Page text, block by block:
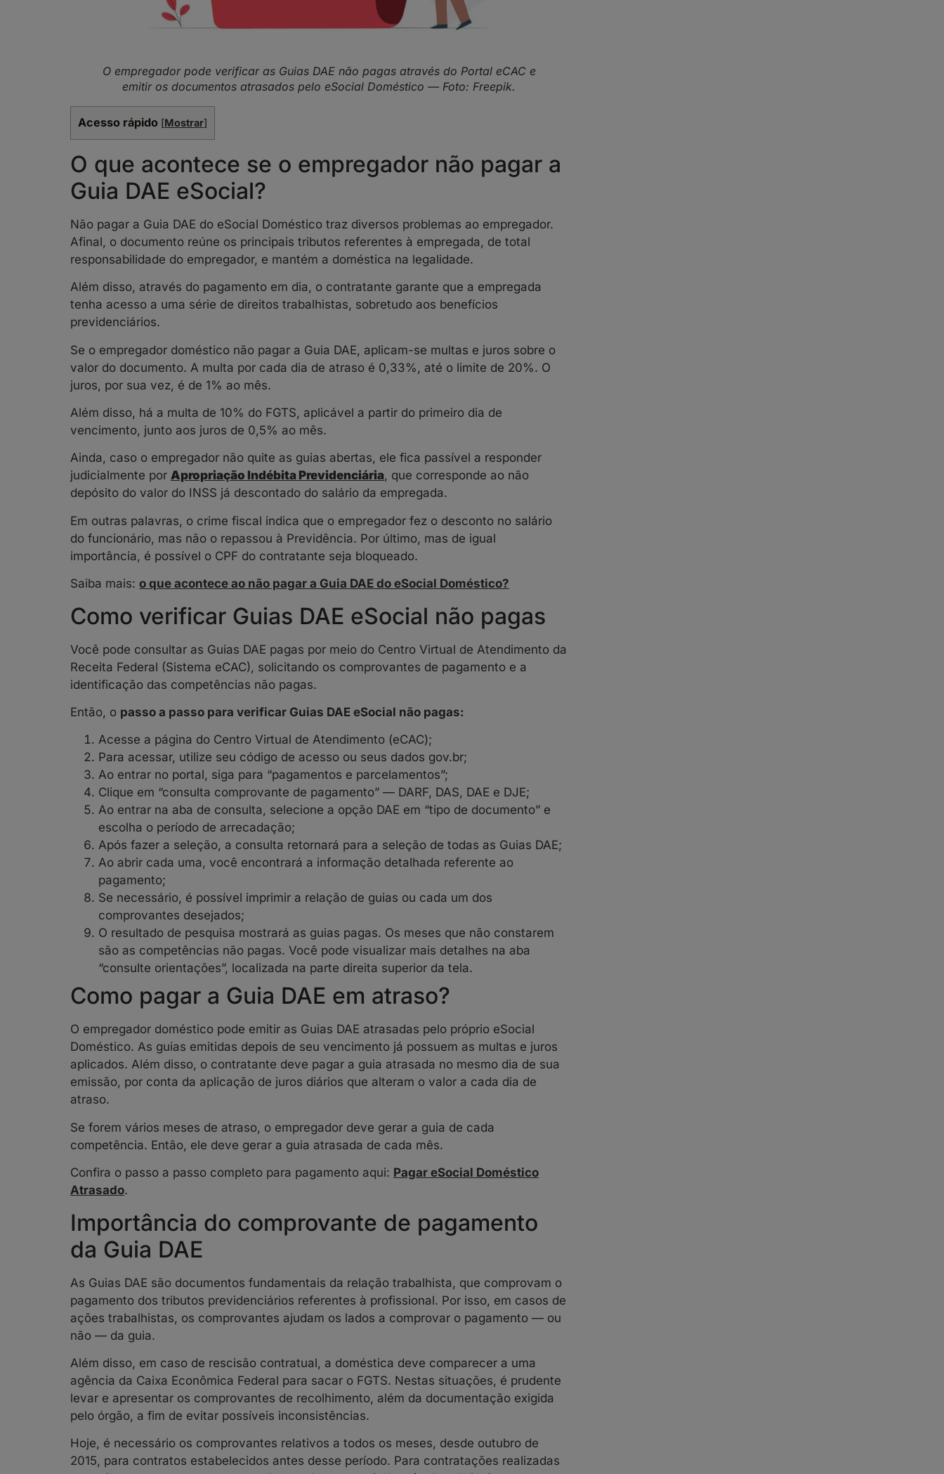
O empregador pode verificar as Guias DAE não pagas através do Portal eCAC e
emitir os documentos atrasados pelo eSocial Doméstico — Foto: Freepik.
Acesso rápido [Mostrar]
O que acontece se o empregador não pagar a
Guia DAE eSocial?
Não pagar a Guia DAE do eSocial Doméstico traz diversos problemas ao empregador.
Afinal, o documento reúne os principais tributos referentes à empregada, de total
responsabilidade do empregador, e mantém a doméstica na legalidade.
Além disso, através do pagamento em dia, o contratante garante que a empregada
tenha acesso a uma série de direitos trabalhistas, sobretudo aos benefícios
previdenciários.
Se o empregador doméstico não pagar a Guia DAE, aplicam-se multas e juros sobre o
valor do documento. A multa por cada dia de atraso é 0,33%, até o limite de 20%. O
juros, por sua vez, é de 1% ao mês.
Além disso, há a multa de 10% do FGTS, aplicável a partir do primeiro dia de
vencimento, junto aos juros de 0,5% ao mês.
Ainda, caso o empregador não quite as guias abertas, ele fica passível a responder
judicialmente por Apropriação Indébita Previdenciária, que corresponde ao não
depósito do valor do INSS já descontado do salário da empregada.
Em outras palavras, o crime fiscal indica que o empregador fez o desconto no salário
do funcionário, mas não o repassou à Previdência. Por último, mas de igual
importância, é possível o CPF do contratante seja bloqueado.
Saiba mais: o que acontece ao não pagar a Guia DAE do eSocial Doméstico?
Como verificar Guias DAE eSocial não pagas
Você pode consultar as Guias DAE pagas por meio do Centro Virtual de Atendimento da
Receita Federal (Sistema eCAC), solicitando os comprovantes de pagamento e a
identificação das competências não pagas.
Então, o passo a passo para verificar Guias DAE eSocial não pagas:
Acesse a página do Centro Virtual de Atendimento (eCAC);
Para acessar, utilize seu código de acesso ou seus dados gov.br;
Ao entrar no portal, siga para “pagamentos e parcelamentos”;
Clique em “consulta comprovante de pagamento” — DARF, DAS, DAE e DJE;
Ao entrar na aba de consulta, selecione a opção DAE em “tipo de documento” e
escolha o período de arrecadação;
Após fazer a seleção, a consulta retornará para a seleção de todas as Guias DAE;
Ao abrir cada uma, você encontrará a informação detalhada referente ao
pagamento;
Se necessário, é possível imprimir a relação de guias ou cada um dos
comprovantes desejados;
O resultado de pesquisa mostrará as guias pagas. Os meses que não constarem
são as competências não pagas. Você pode visualizar mais detalhes na aba
“consulte orientações”, localizada na parte direita superior da tela.
Como pagar a Guia DAE em atraso?
O empregador doméstico pode emitir as Guias DAE atrasadas pelo próprio eSocial
Doméstico. As guias emitidas depois de seu vencimento já possuem as multas e juros
aplicados. Além disso, o contratante deve pagar a guia atrasada no mesmo dia de sua
emissão, por conta da aplicação de juros diários que alteram o valor a cada dia de
atraso.
Se forem vários meses de atraso, o empregador deve gerar a guia de cada
competência. Então, ele deve gerar a guia atrasada de cada mês.
Confira o passo a passo completo para pagamento aqui: Pagar eSocial Doméstico
Atrasado.
Importância do comprovante de pagamento
da Guia DAE
As Guias DAE são documentos fundamentais da relação trabalhista, que comprovam o
pagamento dos tributos previdenciários referentes à profissional. Por isso, em casos de
ações trabalhistas, os comprovantes ajudam os lados a comprovar o pagamento — ou
não — da guia.
Além disso, em caso de rescisão contratual, a doméstica deve comparecer a uma
agência da Caixa Econômica Federal para sacar o FGTS. Nestas situações, é prudente
levar e apresentar os comprovantes de recolhimento, além da documentação exigida
pelo órgão, a fim de evitar possíveis inconsistências.
Hoje, é necessário os comprovantes relativos a todos os meses, desde outubro de
2015, para contratos estabelecidos antes desse período. Para contratações realizadas